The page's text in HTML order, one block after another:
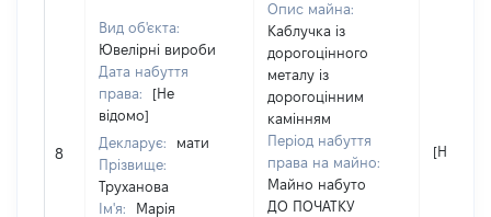
8
Вид об'єкта:
Ювелірні вироби
Дата набуття
права:
[Не
відомо]
Декларує:
мати
Прізвище:
Труханова
Ім'я:
Марія
Опис майна:
Каблучка із
дорогоцінного
металу із
дорогоцінним
камінням
Період набуття
права на майно:
Майно набуто
ДО ПОЧАТКУ
[Не